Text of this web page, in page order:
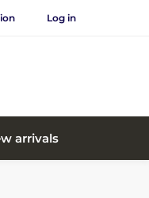
Log in
arrivals